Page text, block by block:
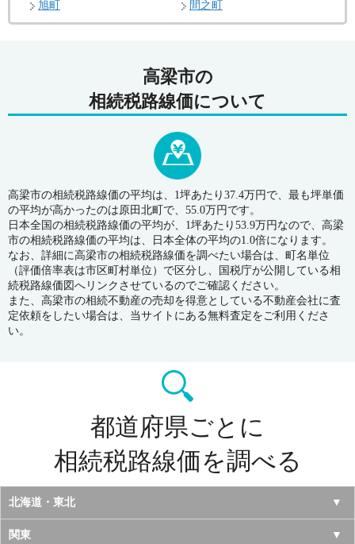
旭町
間之町
高梁市の
相続税路線価について
高梁市の相続税路線価の平均は、1坪あたり37.4万円で、最も坪単価
の平均が高かったのは原田北町で、55.0万円です。
日本全国の相続税路線価の平均が、1坪あたり53.9万円なので、高梁
市の相続税路線価の平均は、日本全体の平均の1.0倍になります。
なお、詳細に高梁市の相続税路線価を調べたい場合は、町名単位
（評価倍率表は市区町村単位）で区分し、国税庁が公開している相
続税路線価図へリンクさせているのでご確認ください。
また、高梁市の相続不動産の売却を得意としている不動産会社に査
定依頼をしたい場合は、当サイトにある無料査定をご利用くださ
い。
都道府県ごとに
相続税路線価を調べる
北海道・東北
北海道
関東